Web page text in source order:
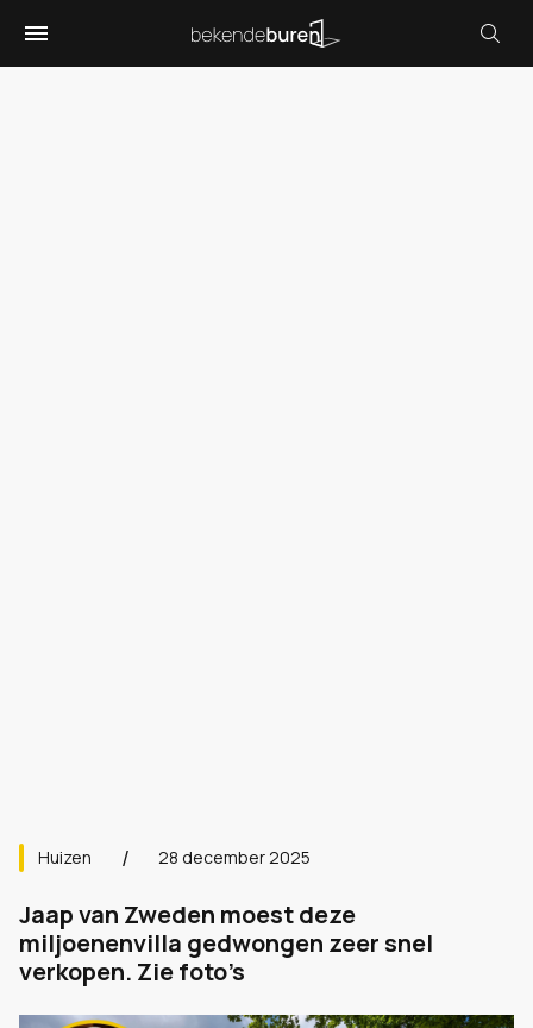
Huizen 28 december 2025
Jaap van Zweden moest deze
miljoenenvilla gedwongen zeer snel
verkopen. Zie foto’s